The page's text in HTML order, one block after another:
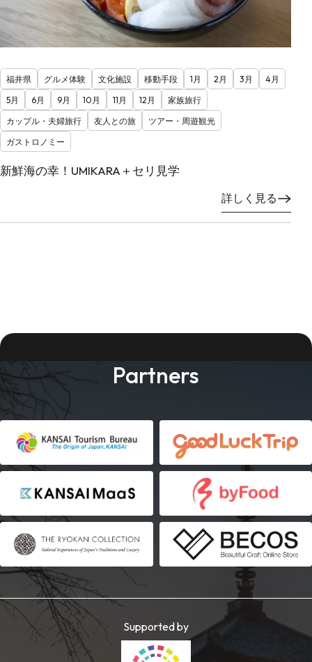
福井県 グルメ体験 文化施設 移動手段 1月 2月 3月
4月
5月
6月 9月 10月 11月 12月
家族旅行
カップル・夫婦旅行
友人との旅
ツアー・周遊観光
ガストロノミー
新鮮海の幸！UMIKARA＋セリ見学
詳しく見る
Partners
Supported by